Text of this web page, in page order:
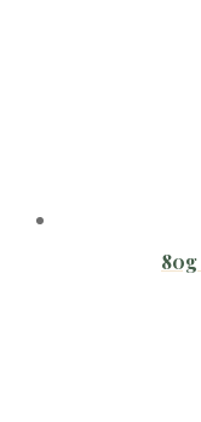
80g